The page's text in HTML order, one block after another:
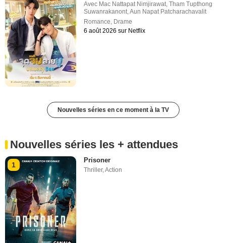
Avec Mac Nattapat Nimjirawat,Tham Tupthong
Suwanrakanont,Aun Napat Patcharachavalit
Romance, Drame
6 août 2026 sur Netflix
Nouvelles séries en ce moment à la TV
Nouvelles séries les + attendues
1
Prisoner
Thriller,Action